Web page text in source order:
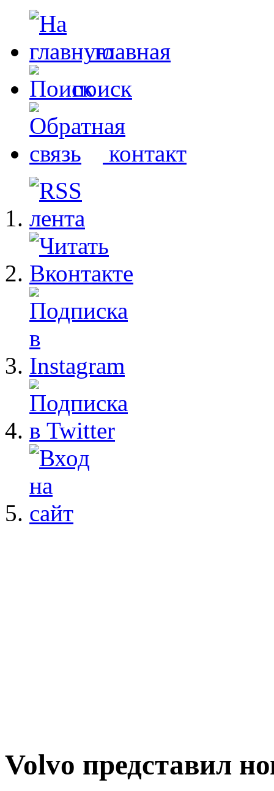
главная
поиск
контакт
Volvo представил